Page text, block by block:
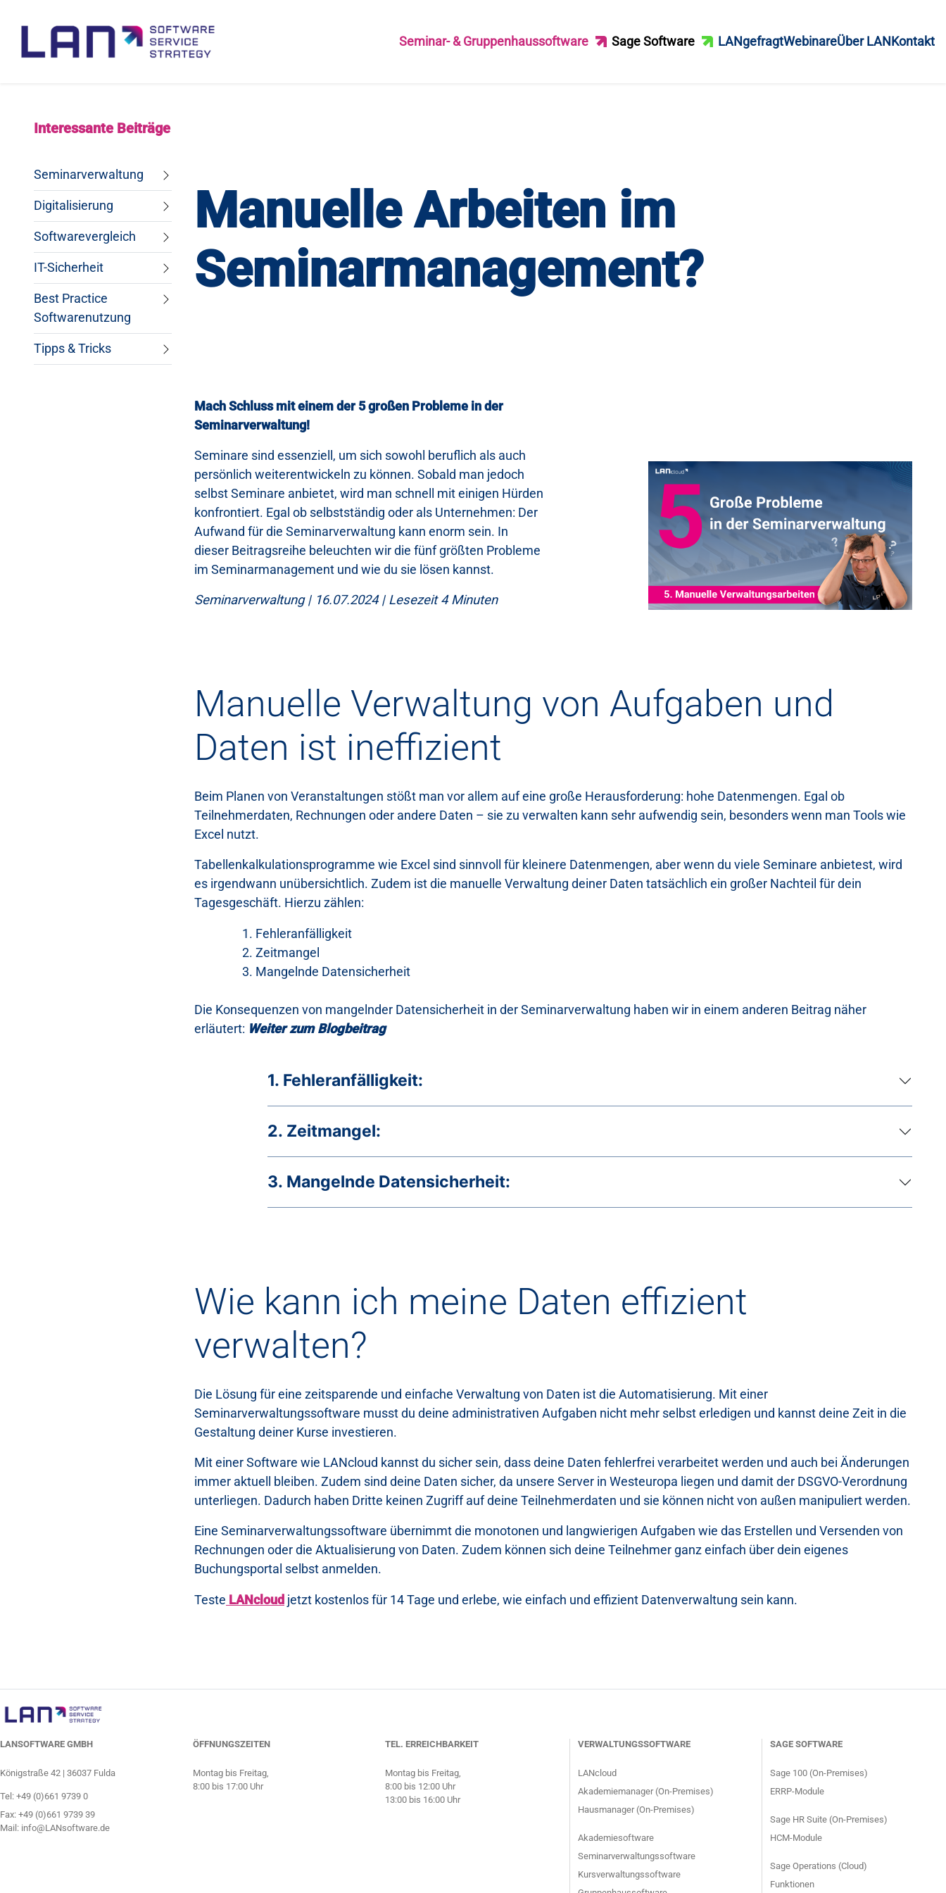
Seminar- & Gruppenhaussoftware Sage Software LANgefragtWebinareÜber LANKontakt
Interessante Beiträge
Seminarverwaltung
Digitalisierung
Softwarevergleich
IT-Sicherheit
Best Practice
Softwarenutzung
Tipps & Tricks
Manuelle Arbeiten im
Seminarmanagement?
Mach Schluss mit einem der 5 großen Probleme in der
Seminarverwaltung!
Seminare sind essenziell, um sich sowohl beruflich als auch
persönlich weiterentwickeln zu können. Sobald man jedoch
selbst Seminare anbietet, wird man schnell mit einigen Hürden
konfrontiert. Egal ob selbstständig oder als Unternehmen: Der
Aufwand für die Seminarverwaltung kann enorm sein. In
dieser Beitragsreihe beleuchten wir die fünf größten Probleme
im Seminarmanagement und wie du sie lösen kannst.
Seminarverwaltung | 16.07.2024 | Lesezeit 4 Minuten
Manuelle Verwaltung von Aufgaben und
Daten ist ineffizient
Beim Planen von Veranstaltungen stößt man vor allem auf eine große Herausforderung: hohe Datenmengen. Egal ob
Teilnehmerdaten, Rechnungen oder andere Daten – sie zu verwalten kann sehr aufwendig sein, besonders wenn man Tools wie
Excel nutzt.
Tabellenkalkulationsprogramme wie Excel sind sinnvoll für kleinere Datenmengen, aber wenn du viele Seminare anbietest, wird
es irgendwann unübersichtlich. Zudem ist die manuelle Verwaltung deiner Daten tatsächlich ein großer Nachteil für dein
Tagesgeschäft. Hierzu zählen:
Fehleranfälligkeit
Zeitmangel
Mangelnde Datensicherheit
Die Konsequenzen von mangelnder Datensicherheit in der Seminarverwaltung haben wir in einem anderen Beitrag näher
erläutert: Weiter zum Blogbeitrag
1. Fehleranfälligkeit:
2. Zeitmangel:
3. Mangelnde Datensicherheit:
Wie kann ich meine Daten effizient
verwalten?
Die Lösung für eine zeitsparende und einfache Verwaltung von Daten ist die Automatisierung. Mit einer
Seminarverwaltungssoftware musst du deine administrativen Aufgaben nicht mehr selbst erledigen und kannst deine Zeit in die
Gestaltung deiner Kurse investieren.
Mit einer Software wie LANcloud kannst du sicher sein, dass deine Daten fehlerfrei verarbeitet werden und auch bei Änderungen
immer aktuell bleiben. Zudem sind deine Daten sicher, da unsere Server in Westeuropa liegen und damit der DSGVO-Verordnung
unterliegen. Dadurch haben Dritte keinen Zugriff auf deine Teilnehmerdaten und sie können nicht von außen manipuliert werden.
Eine Seminarverwaltungssoftware übernimmt die monotonen und langwierigen Aufgaben wie das Erstellen und Versenden von
Rechnungen oder die Aktualisierung von Daten. Zudem können sich deine Teilnehmer ganz einfach über dein eigenes
Buchungsportal selbst anmelden.
Teste LANcloud jetzt kostenlos für 14 Tage und erlebe, wie einfach und effizient Datenverwaltung sein kann.
LANSOFTWARE GMBH
Königstraße 42 | 36037 Fulda
Tel: +49 (0)661 9739 0
Fax: +49 (0)661 9739 39
Mail: info@LANsoftware.de
ÖFFNUNGSZEITEN
Montag bis Freitag,
8:00 bis 17:00 Uhr
TEL. ERREICHBARKEIT
Montag bis Freitag,
8:00 bis 12:00 Uhr
13:00 bis 16:00 Uhr
VERWALTUNGSSOFTWARE
LANcloud
Akademiemanager (On-Premises)
Hausmanager (On-Premises)
Akademiesoftware
Seminarverwaltungssoftware
Kursverwaltungssoftware
SAGE SOFTWARE
Sage 100 (On-Premises)
ERRP-Module
Sage HR Suite (On-Premises)
HCM-Module
Sage Operations (Cloud)
Funktionen